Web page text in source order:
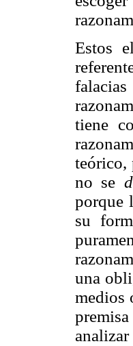
Estos
tiene
teórico,
no se
porque
su
una
medios